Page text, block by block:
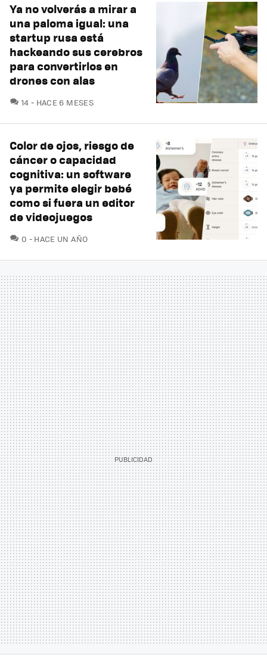
Ya no volverás a mirar a
una paloma igual: una
startup rusa está
hackeando sus cerebros
para convertirlos en
drones con alas
14 COMENTARIOS
HACE 6 MESES
Color de ojos, riesgo de
cáncer o capacidad
cognitiva: un software
ya permite elegir bebé
como si fuera un editor
de videojuegos
0 COMENTARIOS
HACE UN AÑO